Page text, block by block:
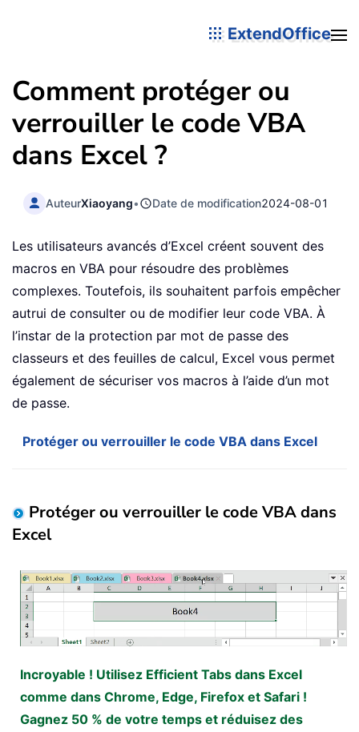
ExtendOffice
Comment protéger ou
verrouiller le code VBA
dans Excel ?
AuteurXiaoyang• Date de modification2024-08-01
Les utilisateurs avancés d’Excel créent souvent des
macros en VBA pour résoudre des problèmes
complexes. Toutefois, ils souhaitent parfois empêcher
autrui de consulter ou de modifier leur code VBA. À
l’instar de la protection par mot de passe des
classeurs et des feuilles de calcul, Excel vous permet
également de sécuriser vos macros à l’aide d’un mot
de passe.
Protéger ou verrouiller le code VBA dans Excel
Protéger ou verrouiller le code VBA dans
Excel
Incroyable ! Utilisez Efficient Tabs dans Excel
comme dans Chrome, Edge, Firefox et Safari !
Gagnez 50 % de votre temps et réduisez des